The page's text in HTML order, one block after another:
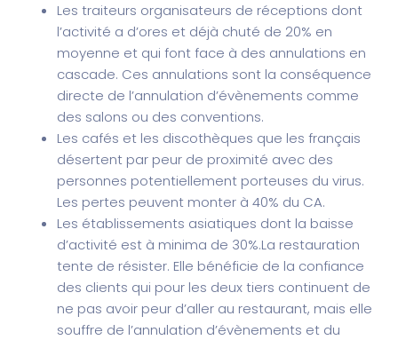
Les traiteurs organisateurs de réceptions dont
l’activité a d’ores et déjà chuté de 20% en
moyenne et qui font face à des annulations en
cascade. Ces annulations sont la conséquence
directe de l’annulation d’évènements comme
des salons ou des conventions.
Les cafés et les discothèques que les français
désertent par peur de proximité avec des
personnes potentiellement porteuses du virus.
Les pertes peuvent monter à 40% du CA.
Les établissements asiatiques dont la baisse
d’activité est à minima de 30%.La restauration
tente de résister. Elle bénéficie de la confiance
des clients qui pour les deux tiers continuent de
ne pas avoir peur d’aller au restaurant, mais elle
souffre de l’annulation d’évènements et du